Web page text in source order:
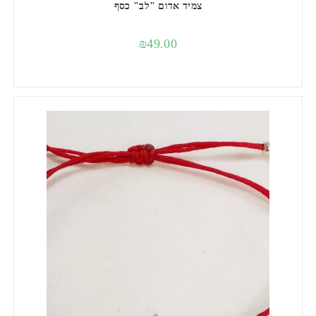
צמיד אדום "לב" כסף
₪49.00